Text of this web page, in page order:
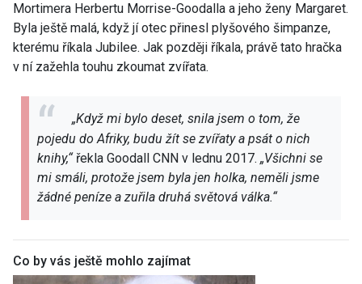
Mortimera Herbertu Morrise-Goodalla a jeho ženy Margaret.
Byla ještě malá, když jí otec přinesl plyšového šimpanze,
kterému říkala Jubilee. Jak později říkala, právě tato hračka
v ní zažehla touhu zkoumat zvířata.
„Když mi bylo deset, snila jsem o tom, že
pojedu do Afriky, budu žít se zvířaty a psát o nich
knihy,“řekla Goodall CNN v lednu 2017. „Všichni se
mi smáli, protože jsem byla jen holka, neměli jsme
žádné peníze a zuřila druhá světová válka.“
Co by vás ještě mohlo zajímat